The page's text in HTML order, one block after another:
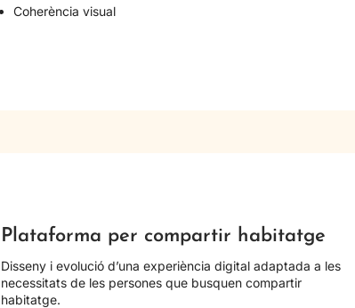
Coherència visual
Plataforma per compartir habitatge
Disseny i evolució d’una experiència digital adaptada a les
necessitats de les persones que busquen compartir
habitatge.